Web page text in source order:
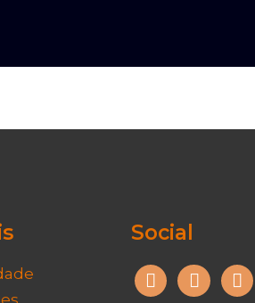
Social
facebookinstagram